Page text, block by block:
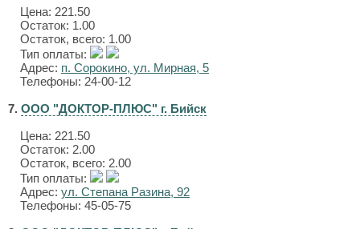
Цена: 221.50
Остаток: 1.00
Остаток, всего: 1.00
Тип оплаты:
Адрес: п. Сорокино, ул. Мирная, 5
Телефоны: 24-00-12
7. ООО "ДОКТОР-ПЛЮС" г. Бийск
Цена: 221.50
Остаток: 2.00
Остаток, всего: 2.00
Тип оплаты:
Адрес: ул. Степана Разина, 92
Телефоны: 45-05-75